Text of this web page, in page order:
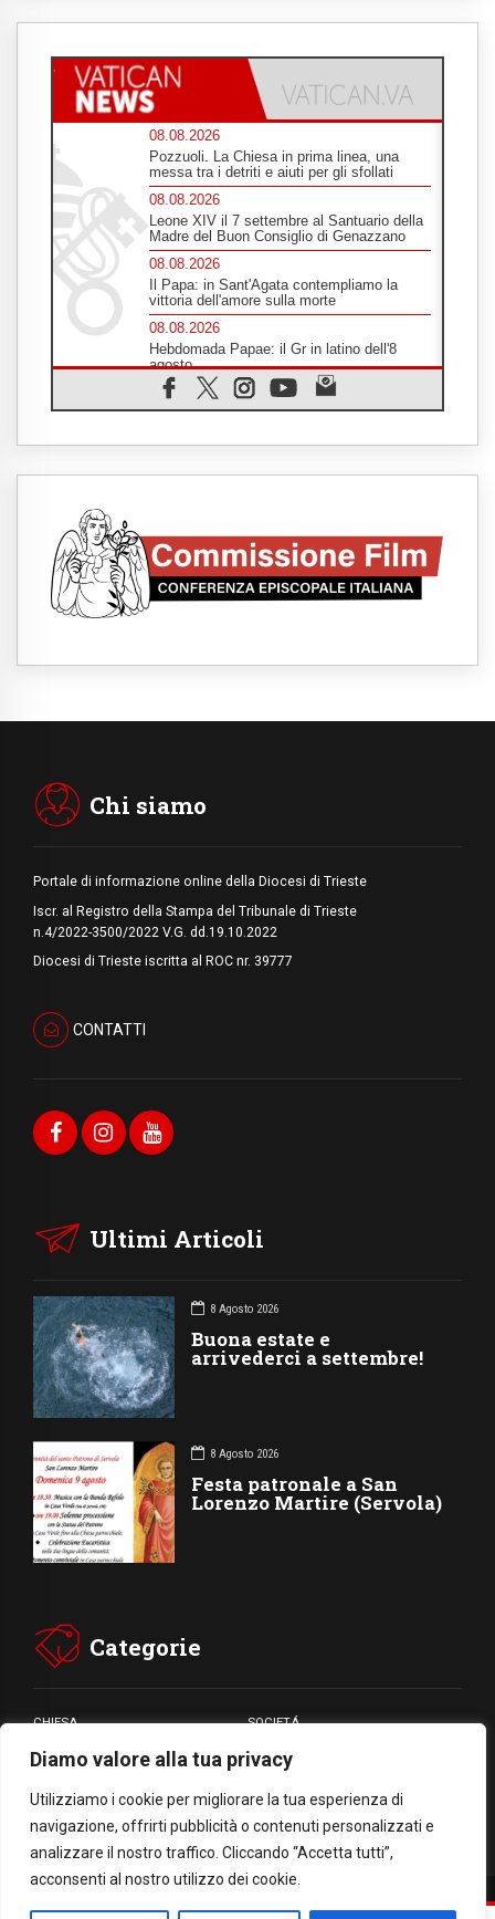
Diamo valore alla tua privacy
Utilizziamo i cookie per migliorare la tua esperienza di
navigazione, offrirti pubblicità o contenuti personalizzati e
analizzare il nostro traffico. Cliccando “Accetta tutti”,
acconsenti al nostro utilizzo dei cookie.
08.08.2026
Pozzuoli. La Chiesa in prima linea, una
messa tra i detriti e aiuti per gli sfollati
08.08.2026
Leone XIV il 7 settembre al Santuario della
Madre del Buon Consiglio di Genazzano
08.08.2026
Il Papa: in Sant'Agata contempliamo la
vittoria dell'amore sulla morte
08.08.2026
Hebdomada Papae: il Gr in latino dell'8
agosto
08.08.2026
Spin Time, Reina: Cristo non abita nei
senzatetto
08.08.2026
08.08.2026
Argentina, l'arcivescovo Colombo: "La
visita del Papa messaggio di pace e
dignità"
Medio Oriente
Chi siamo
Portale di informazione online della Diocesi di Trieste
Iscr. al Registro della Stampa del Tribunale di Trieste
n.4/2022-3500/2022 V.G. dd.19.10.2022
Diocesi di Trieste iscritta al ROC nr. 39777
CONTATTI
Ultimi Articoli
8 Agosto 2026
Buona estate e
arrivederci a settembre!
8 Agosto 2026
Festa patronale a San
Lorenzo Martire (Servola)
Categorie
CHIESA SOCIETÁ
CARITÁ GIUBILEO
CULTURA MEDIA